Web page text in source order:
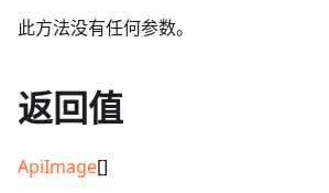
此方法没有任何参数。
返回值
ApiImage[]